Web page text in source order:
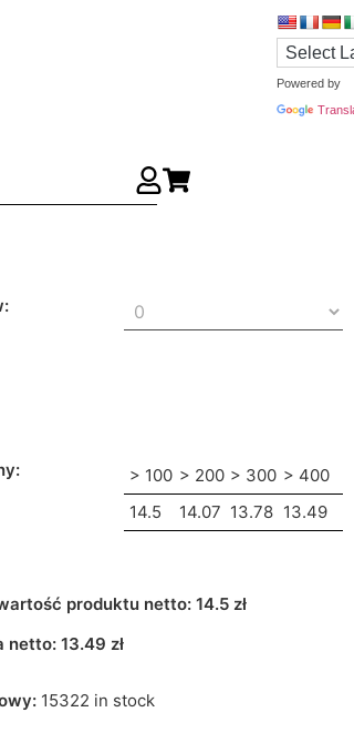
Powered by
> 100 > 200 > 300 > 400
14.5
14.07 13.78 13.49
produktu netto: 14.5 zł
netto: 13.49 zł
15322 in stock